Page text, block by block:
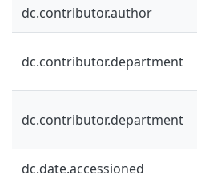
dc.contributor.author
dc.contributor.department
dc.contributor.department
dc.date.accessioned